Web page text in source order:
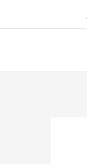
to